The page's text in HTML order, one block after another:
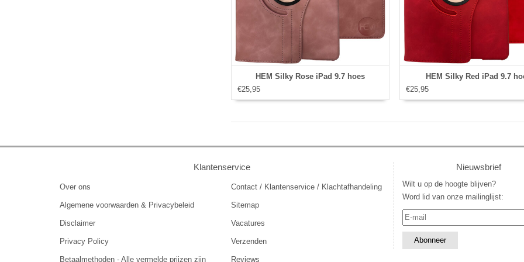
HEM Silky Rose iPad 9.7 hoes
€25,95
HEM Silky Red iPad 9.7
€25,95
Klantenservice
Over ons
Algemene voorwaarden & Privacybeleid
Disclaimer
Privacy Policy
Betaalmethoden - Alle vermelde prijzen zijn
Contact / Klantenservice / Klachtafhandeling
Sitemap
Vacatures
Verzenden
Reviews
Nieuwsbrief
Wilt u op de hoogte blijven?
Word lid van onze mailinglijst: